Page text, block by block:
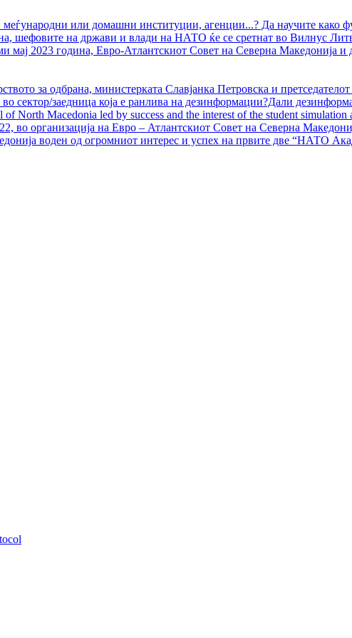
или домашни институции, агенции...? Да научите како
шефовите на држави и влади на НАТО ќе се сретнат во Вилнус
мај 2023 година, Евро-Атлантскиот Совет на Северна Македонија и
за одбрана, министерката Славјанка Петровска и
сектор/заедница која е ранлива на дезинформации?Дали
North Macedonia led by success and the interest of the student simulation
во организација на Евро – Атлантскиот Совет на Северна
воден од огромниот интерес и успех на првите две “НАТО